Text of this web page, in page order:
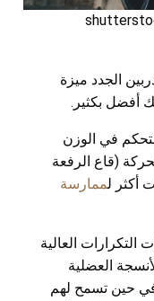
الجدد ميزة
أفضل بكثير.
في الوزن
(قاع الرفعة
أكثر لممارسة
التكرارات العالية
العضلية
في حين تسمح لهم